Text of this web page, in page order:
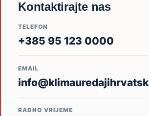
Kontaktirajte nas
TELEFON
+385 95 123 0000
EMAIL
RADNO VRIJEME